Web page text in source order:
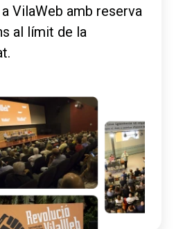
VilaWeb amb reserva
al límit de la